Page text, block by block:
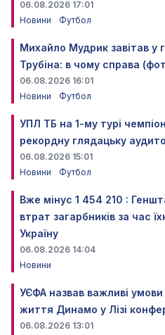
06.08.2026 17:01
Новини
Футбол
Михайло Мудрик завітав у
Трубіна: в чому справа
06.08.2026 16:01
Новини
Футбол
УПЛ ТБ на 1-му турі
рекордну глядацьку
06.08.2026 15:01
Новини
Футбол
Вже мінус 1 454 210 :
втрат загарбників за час
Україну
06.08.2026 14:04
Новини
УЄФА назвав важливі
життя Динамо у Лізі
06.08.2026 13:01